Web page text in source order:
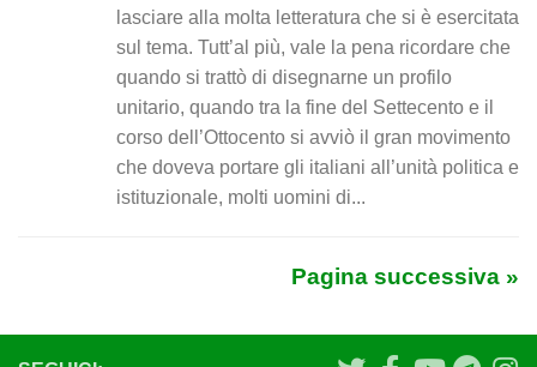
lasciare alla molta letteratura che si è esercitata
sul tema. Tutt’al più, vale la pena ricordare che
quando si trattò di disegnarne un profilo
unitario, quando tra la fine del Settecento e il
corso dell’Ottocento si avviò il gran movimento
che doveva portare gli italiani all’unità politica e
istituzionale, molti uomini di...
Pagina successiva »